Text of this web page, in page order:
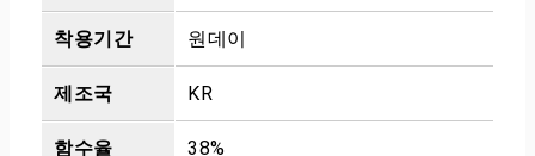
착용기간 원데이
제조국 KR
함수율 38%